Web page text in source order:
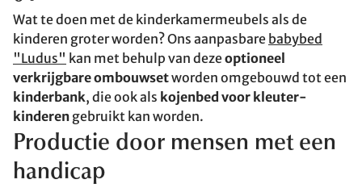
Wat te doen met de kinderkamermeubels als de
kinderen groter worden? Ons aanpasbare babybed
"Ludus" kan met behulp van dezeoptioneel
verkrijgbare ombouwsetworden omgebouwd tot een
kinderbank, die ook als kojenbed voor kleuter-
kinderen gebruikt kan worden.
Productie door mensen met een
handicap